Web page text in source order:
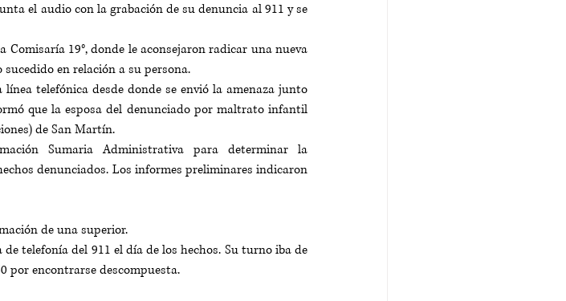
el audio con la grabación de su denuncia al 911 y se
Comisaría 19°, donde le aconsejaron radicar una nueva
en relación a su persona.
telefónica desde donde se envió la amenaza junto
que la esposa del denunciado por maltrato infantil
de San Martín.
Sumaria Administrativa para determinar la
denunciados. Los informes preliminares indicaron
de una superior.
telefonía del 911 el día de los hechos. Su turno iba de
por encontrarse descompuesta.